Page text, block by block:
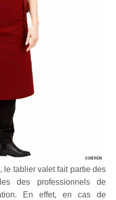
valet
le tablier valet fait partie des
des professionnels de
En effet, en cas de